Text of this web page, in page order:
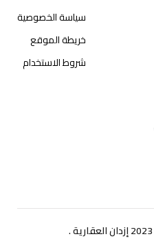
سياسة الخصوصية
خريطة الموقع
شروط الاستخدام